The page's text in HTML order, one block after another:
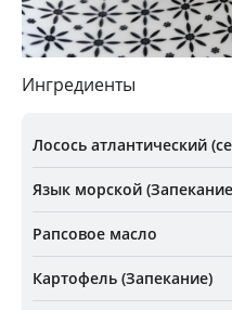
Ингредиенты
Лосось атлантический
Язык морской
Рапсовое масло
Картофель (Запекание)